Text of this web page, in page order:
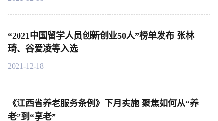
“2021中国留学人员创新创业50人”榜单发布 张林
琦、谷爱凌等入选
2021-12-18
《江西省养老服务条例》下月实施 聚焦如何从“养
老”到“享老”